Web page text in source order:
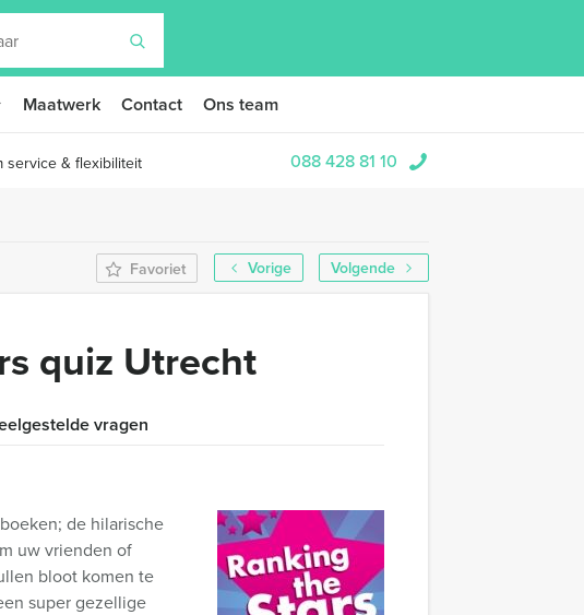
Maatwerk Contact Ons team
service & flexibiliteit 088 428 81 10
Vorige Volgende
Favoriet
quiz Utrecht
vragen
de hilarische
uw vrienden of
bloot komen te
super gezellige